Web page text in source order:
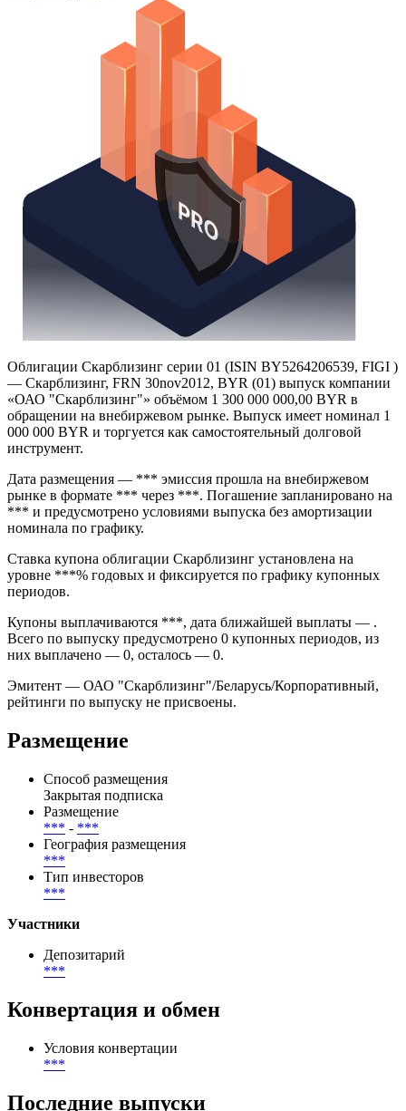
Надстройка Excel
Получить доступ
Облигации Скарблизинг серии 01 (ISIN BY5264206539, FIGI )
— Скарблизинг, FRN 30nov2012, BYR (01) выпуск компании
обращении на внебиржевом рынке. Выпуск имеет номинал 1
000 000 BYR и торгуется как самостоятельный долговой
инструмент.
рынке в формате *** через ***. Погашение запланировано на
*** и предусмотрено условиями выпуска без амортизации
номинала по графику.
Ставка купона облигации Скарблизинг установлена на
уровне ***% годовых и фиксируется по графику купонных
периодов.
Купоны выплачиваются ***, дата ближайшей выплаты — .
Всего по выпуску предусмотрено 0 купонных периодов, из
Эмитент — ОАО "Скарблизинг"/Беларусь/Корпоративный,
Размещение
Способ размещения
Закрытая подписка
Размещение
***
***
***
Депозитарий
Конвертация и обмен